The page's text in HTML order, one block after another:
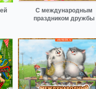
С международным
праздником дружбы